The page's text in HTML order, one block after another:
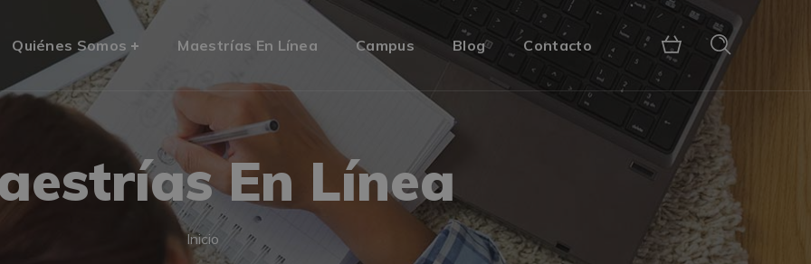
Quiénes Somos Maestrías En Línea Campus Blog Contacto
En Línea
Inicio